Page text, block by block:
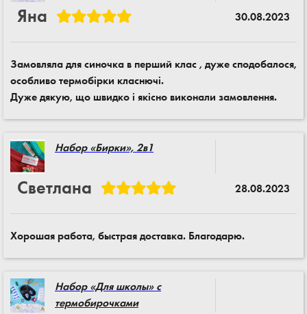
Яна 30.08.2023
Замовляла для синочка в перший клас , дуже сподобалося,
особливо термобірки класнючі.
Дуже дякую, що швидко і якісно виконали замовлення.
Набор «Бирки», 2в1
Светлана 28.08.2023
Хорошая работа, быстрая доставка. Благодарю.
Набор «Для школы» с
термобирочками